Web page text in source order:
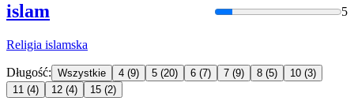
islam 5
Religia islamska
Długość: Wszystkie 4 (9) 5 (20) 6 (7) 7 (9) 8 (5) 10 (3)
11 (4) 12 (4) 15 (2)